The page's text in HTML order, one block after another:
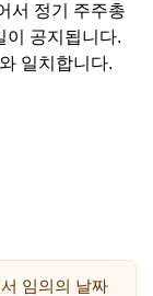
서 정기 주주총
이 공지됩니다.
일치합니다.
임의의 날짜